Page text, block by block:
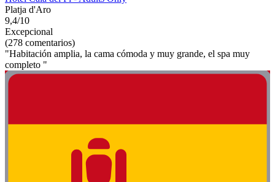
Platja d'Aro
9,4/10
Excepcional
(278 comentarios)
"Habitación amplia, la cama cómoda y muy grande, el spa muy
completo "